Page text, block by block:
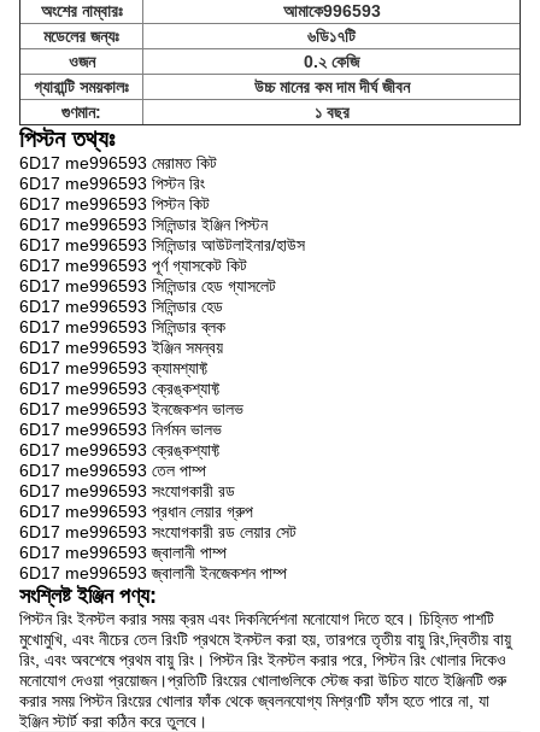
অংশের নাম্বারঃ
আমাকে996593
মডেলের জন্যঃ
৬ডি১৭টি
ওজন
0.২ কেজি
গ্যারান্টি সময়কালঃ
উচ্চ মানের কম দাম দীর্ঘ জীবন
গুণমান:
১ বছর
পিস্টন তথ্যঃ
6D17 me996593 মেরামত কিট
6D17 me996593 পিস্টন রিং
6D17 me996593 পিস্টন কিট
6D17 me996593 সিলিন্ডার ইঞ্জিন পিস্টন
6D17 me996593 সিলিন্ডার আউটলাইনার/হাউস
6D17 me996593 পূর্ণ গ্যাসকেট কিট
6D17 me996593 সিলিন্ডার হেড গ্যাসলেট
6D17 me996593 সিলিন্ডার হেড
6D17 me996593 সিলিন্ডার ব্লক
6D17 me996593 ইঞ্জিন সমন্বয়
6D17 me996593 ক্যামশ্যাফ্ট
6D17 me996593 ক্রেঙ্কশ্যাফ্ট
6D17 me996593 ইনজেকশন ভালভ
6D17 me996593 নির্গমন ভালভ
6D17 me996593 ক্রেঙ্কশ্যাফ্ট
6D17 me996593 তেল পাম্প
6D17 me996593 সংযোগকারী রড
6D17 me996593 প্রধান লেয়ার গ্রুপ
6D17 me996593 সংযোগকারী রড লেয়ার সেট
6D17 me996593 জ্বালানী পাম্প
6D17 me996593 জ্বালানী ইনজেকশন পাম্প
সংশ্লিষ্ট ইঞ্জিন পণ্য:
পিস্টন রিং ইনস্টল করার সময় ক্রম এবং দিকনির্দেশনা মনোযোগ দিতে হবে। চিহ্নিত পাশটি
মুখোমুখি, এবং নীচের তেল রিংটি প্রথমে ইনস্টল করা হয়, তারপরে তৃতীয় বায়ু রিং,দ্বিতীয় বায়ু
রিং, এবং অবশেষে প্রথম বায়ু রিং। পিস্টন রিং ইনস্টল করার পরে, পিস্টন রিং খোলার দিকেও
মনোযোগ দেওয়া প্রয়োজন।প্রতিটি রিংয়ের খোলাগুলিকে স্টেজ করা উচিত যাতে ইঞ্জিনটি শুরু
করার সময় পিস্টন রিংয়ের খোলার ফাঁক থেকে জ্বলনযোগ্য মিশ্রণটি ফাঁস হতে পারে না, যা
ইঞ্জিন স্টার্ট করা কঠিন করে তুলবে।